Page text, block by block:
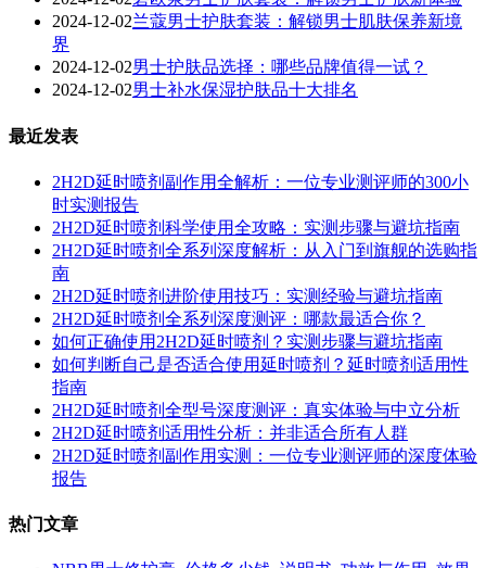
2024-12-02兰蔻男士护肤套装：解锁男士肌肤保养新境
界
2024-12-02男士护肤品选择：哪些品牌值得一试？
2024-12-02男士补水保湿护肤品十大排名
最近发表
2H2D延时喷剂副作用全解析：一位专业测评师的300小
时实测报告
2H2D延时喷剂科学使用全攻略：实测步骤与避坑指南
2H2D延时喷剂全系列深度解析：从入门到旗舰的选购指
南
2H2D延时喷剂进阶使用技巧：实测经验与避坑指南
2H2D延时喷剂全系列深度测评：哪款最适合你？
如何正确使用2H2D延时喷剂？实测步骤与避坑指南
如何判断自己是否适合使用延时喷剂？延时喷剂适用性
指南
2H2D延时喷剂全型号深度测评：真实体验与中立分析
2H2D延时喷剂适用性分析：并非适合所有人群
2H2D延时喷剂副作用实测：一位专业测评师的深度体验
报告
热门文章